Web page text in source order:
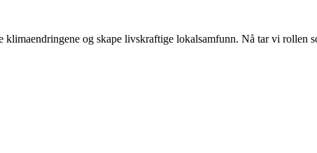
og skape livskraftige lokalsamfunn. Nå tar vi rollen